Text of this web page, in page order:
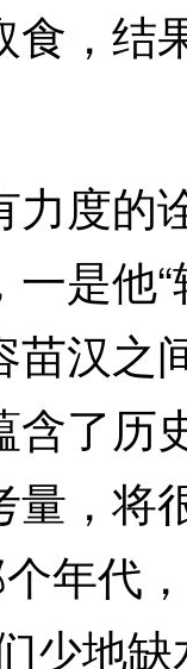
食，结
度的
是他
苗汉之
含了历
量，将
个年代
少地